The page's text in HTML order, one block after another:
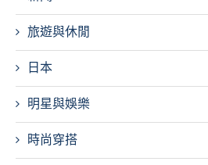
旅遊與休閒
日本
明星與娛樂
時尚穿搭